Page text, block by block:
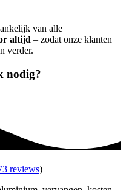
van alle
altijd – zodat onze klanten
verder.
nodig?
reviews)